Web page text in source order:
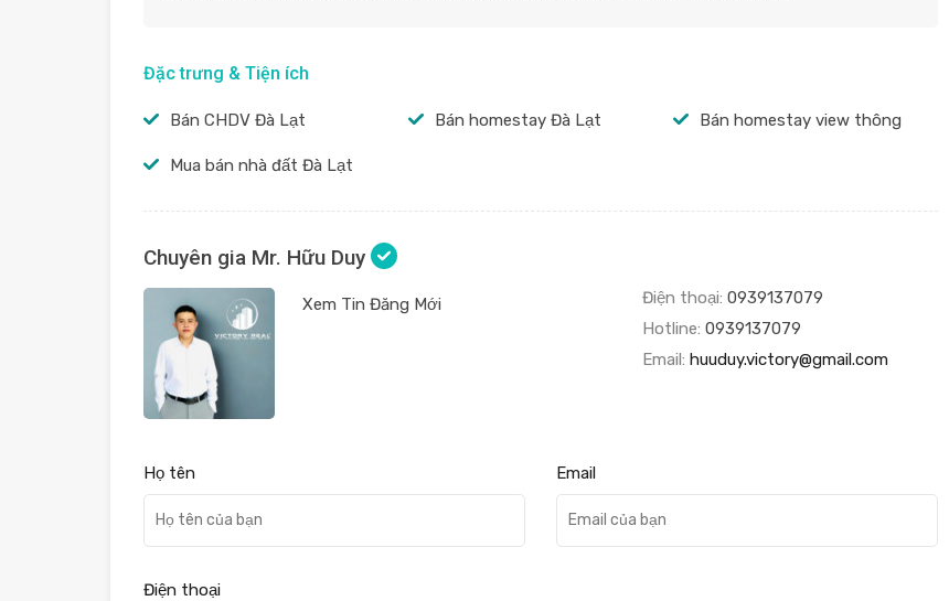
Đặc trưng & Tiện ích
Bán CHDV Đà Lạt Bán homestay Đà Lạt Bán homestay view thông
Mua bán nhà đất Đà Lạt
Chuyên gia Mr. Hữu Duy
Xem Tin Đăng Mới Điện thoại: 0939137079
Hotline: 0939137079
Email: huuduy.victory@gmail.com
Họ tên Email
Điện thoại